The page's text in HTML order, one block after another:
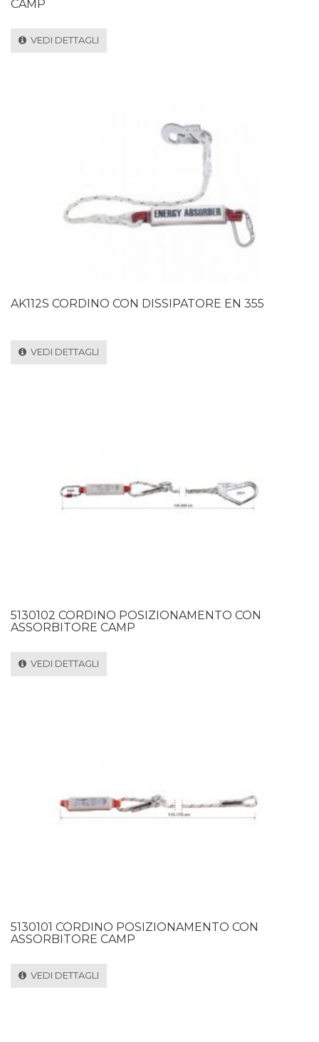
CAMP
VEDI DETTAGLI
AK112S CORDINO CON DISSIPATORE EN 355
VEDI DETTAGLI
5130102 CORDINO POSIZIONAMENTO CON
ASSORBITORE CAMP
VEDI DETTAGLI
5130101 CORDINO POSIZIONAMENTO CON
ASSORBITORE CAMP
VEDI DETTAGLI